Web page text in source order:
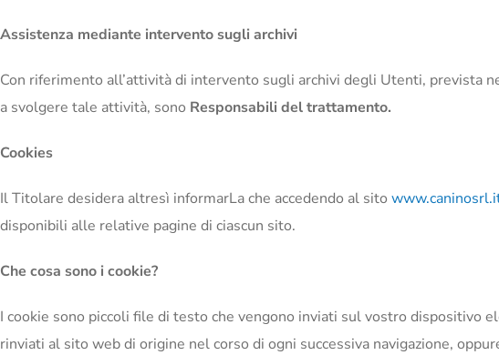
Assistenza mediante intervento sugli archivi
Con riferimento all’attività di intervento sugli archivi degli Utenti, prevista
a svolgere tale attività, sono Responsabili del trattamento.
Cookies
Il Titolare desidera altresì informarLa che accedendo al sito
disponibili alle relative pagine di ciascun sito.
Che cosa sono i cookie?
I cookie sono piccoli file di testo che vengono inviati sul vostro dispositivo
rinviati al sito web di origine nel corso di ogni successiva navigazione,